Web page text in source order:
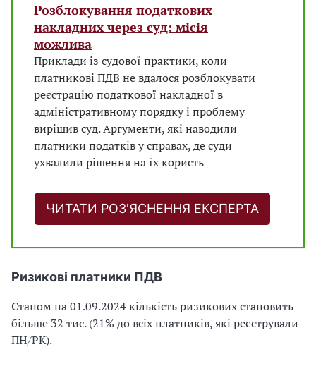
Розблокування податкових
накладних через суд: місія
можлива
Приклади із судової практики, коли
платникові ПДВ не вдалося розблокувати
реєстрацію податкової накладної в
адміністративному порядку і проблему
вирішив суд. Аргументи, які наводили
платники податків у справах, де суди
ухвалили рішення на їх користь
ЧИТАТИ РОЗ'ЯСНЕННЯ ЕКСПЕРТА
Ризикові платники ПДВ
Станом на 01.09.2024 кількість ризикових становить
більше 32 тис. (21% до всіх платників, які реєстрували
ПН/РК).